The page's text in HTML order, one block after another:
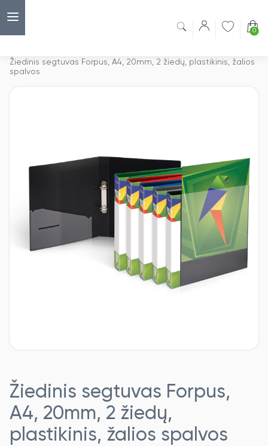
0
Žiedinis segtuvas Forpus, A4, 20mm, 2 žiedų, plastikinis, žalios
spalvos
Žiedinis segtuvas Forpus,
A4, 20mm, 2 žiedų,
plastikinis, žalios spalvos